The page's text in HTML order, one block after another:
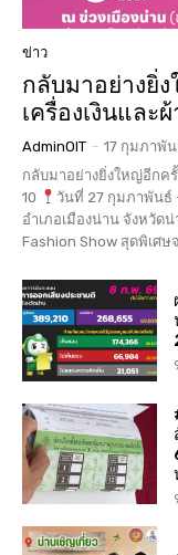
ข่าว
กลับมาอย่างยิ่
เครื่องเงินและ
AdminOIT - 17 กุมภาพั
กลับมาอย่างยิ่งใหญ่อีกค
10
วันที่ 27 กุมภาพันธ์
อำเภอเมืองน่าน จังหวัด
Fashion Show สุดพิเศษ